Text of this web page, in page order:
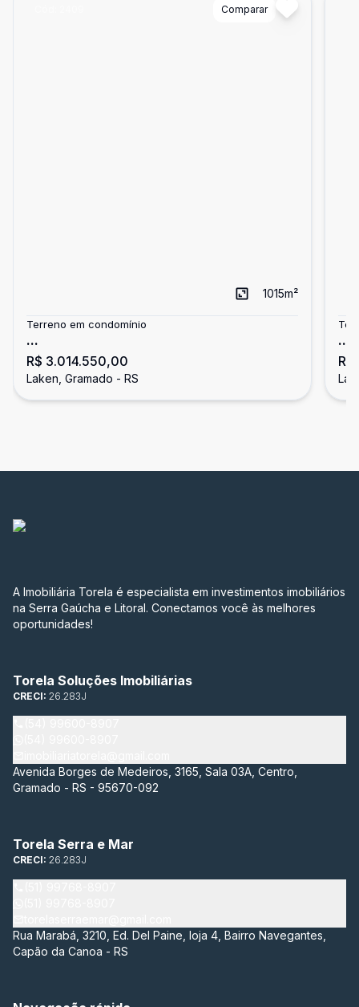
Comparar
1015m²
Terreno em condomínio
...
R$ 3.014.550,00
Laken, Gramado - RS
...
A Imobiliária Torela é especialista em investimentos imobiliários
na Serra Gaúcha e Litoral. Conectamos você às melhores
oportunidades!
Torela Soluções Imobiliárias
CRECI: 26.283J
Avenida Borges de Medeiros, 3165, Sala 03A, Centro,
Gramado - RS - 95670-092
Torela Serra e Mar
CRECI: 26.283J
Rua Marabá, 3210, Ed. Del Paine, loja 4, Bairro Navegantes,
Capão da Canoa - RS